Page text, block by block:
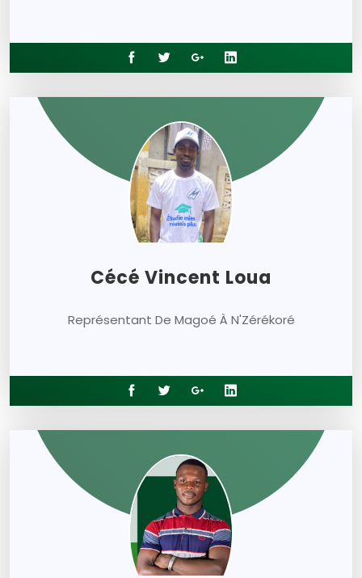
Cécé Vincent Loua
Représentant De Magoé À N'Zérékoré